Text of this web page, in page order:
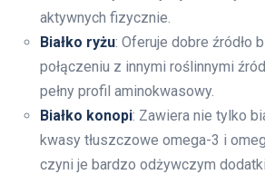
aktywnych fizycznie.
Białko ryżu: Oferuje dobre źródło
połączeniu z innymi roślinnymi
pełny profil aminokwasowy.
Białko konopi: Zawiera nie tylko
kwasy tłuszczowe omega-3 i
czyni je bardzo odżywczym